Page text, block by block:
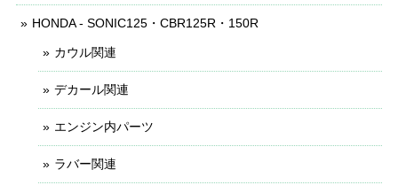
HONDA - SONIC125・CBR125R・150R
カウル関連
デカール関連
エンジン内パーツ
ラバー関連